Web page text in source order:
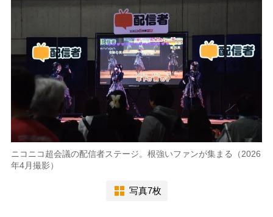
ニコニコ超会議の配信者ステージ。根強いファンが集まる（2026
年4月撮影）
写真7枚